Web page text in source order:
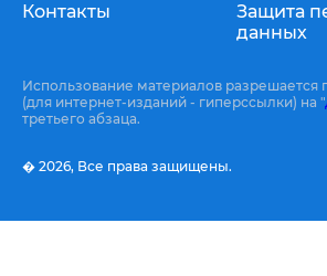
Контакты
Защита
данных
Использование материалов разрешается
(для интернет-изданий - гиперссылки) на "
третьего абзаца.
� 2026, Все права защищены.